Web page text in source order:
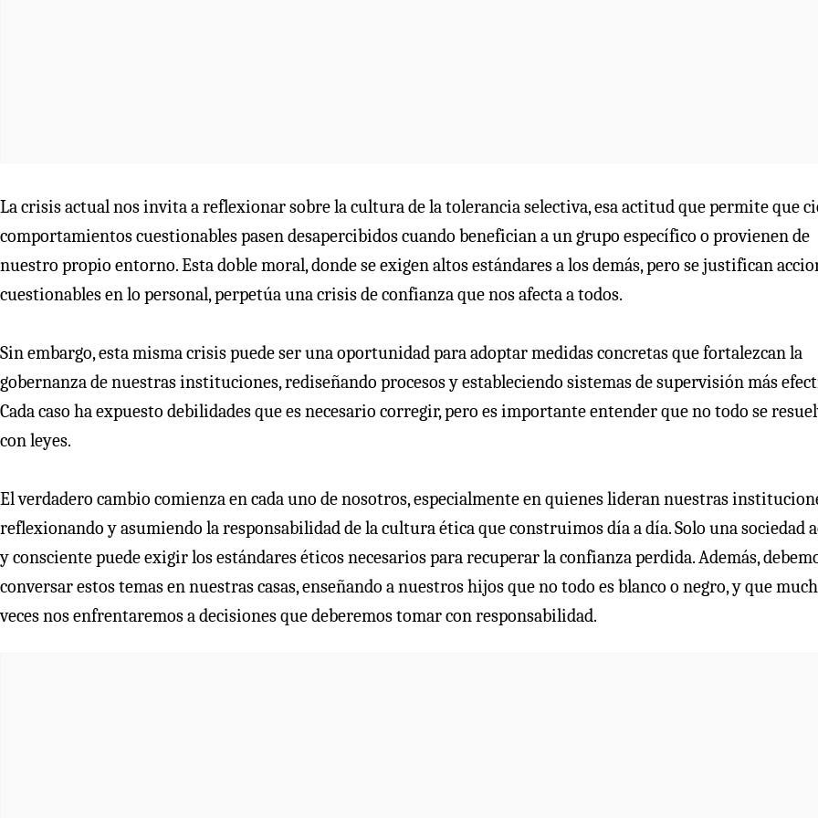
La crisis actual nos invita a reflexionar sobre la cultura de la tolerancia selectiva, esa actitud que permite que
comportamientos cuestionables pasen desapercibidos cuando benefician a un grupo específico o provienen de
nuestro propio entorno. Esta doble moral, donde se exigen altos estándares a los demás, pero se justifican
cuestionables en lo personal, perpetúa una crisis de confianza que nos afecta a todos.
Sin embargo, esta misma crisis puede ser una oportunidad para adoptar medidas concretas que fortalezcan la
gobernanza de nuestras instituciones, rediseñando procesos y estableciendo sistemas de supervisión más
Cada caso ha expuesto debilidades que es necesario corregir, pero es importante entender que no todo se
con leyes.
El verdadero cambio comienza en cada uno de nosotros, especialmente en quienes lideran nuestras
reflexionando y asumiendo la responsabilidad de la cultura ética que construimos día a día. Solo una sociedad
y consciente puede exigir los estándares éticos necesarios para recuperar la confianza perdida. Además,
conversar estos temas en nuestras casas, enseñando a nuestros hijos que no todo es blanco o negro, y que
veces nos enfrentaremos a decisiones que deberemos tomar con responsabilidad.